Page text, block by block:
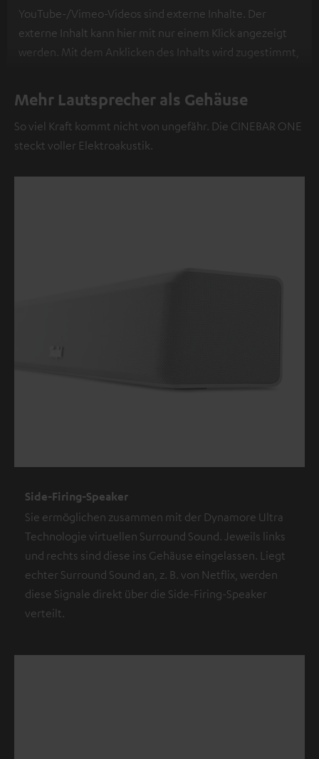
YouTube-/Vimeo-Videos sind externe Inhalte. Der
externe Inhalt kann hier mit nur einem Klick angezeigt
werden. Mit dem Anklicken des Inhalts wird zugestimmt,
personenbezogene Daten an Drittplattformen
übermittelt werden.Weitere Informationen sind in der
Datenschutzerklärung unter I zu finden .
Mehr Lautsprecher als Gehäuse
So viel Kraft kommt nicht von ungefähr. Die CINEBAR ONE
steckt voller Elektroakustik.
Side-Firing-Speaker
Sie ermöglichen zusammen mit der Dynamore Ultra
Technologie virtuellen Surround Sound. Jeweils links
und rechts sind diese ins Gehäuse eingelassen. Liegt
echter Surround Sound an, z. B. von Netflix, werden
diese Signale direkt über die Side-Firing-Speaker
verteilt.